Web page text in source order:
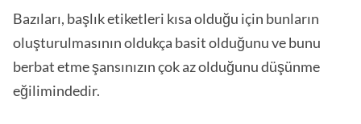
Bazıları, başlık etiketleri kısa olduğu için bunların
oluşturulmasının oldukça basit olduğunu ve bunu
berbat etme şansınızın çok az olduğunu düşünme
eğilimindedir.